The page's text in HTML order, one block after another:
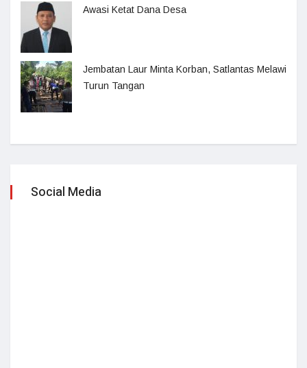
Awasi Ketat Dana Desa
Jembatan Laur Minta Korban, Satlantas Melawi
Turun Tangan
Social Media